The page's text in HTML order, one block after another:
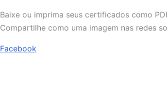
Baixe ou imprima seus certificados como
Compartilhe como uma imagem nas redes
Facebook